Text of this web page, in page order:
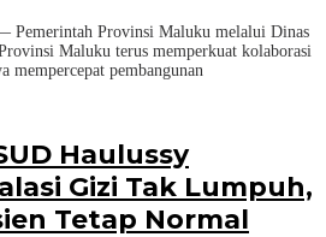
Provinsi Maluku melalui Dinas
Maluku terus memperkuat kolaborasi
mempercepat pembangunan
Haulussy
Gizi Tak Lumpuh,
Tetap Normal